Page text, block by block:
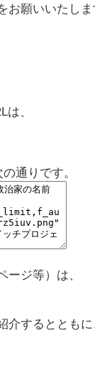
願いいたしま
、
通りです。
ジ等）は、
するとともに